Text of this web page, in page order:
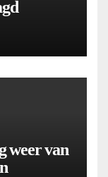
weer van